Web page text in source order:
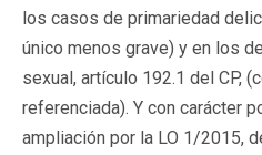
los casos de primariedad
único menos grave) y en los
sexual, artículo 192.1 del CP,
referenciada). Y con carácter
ampliación por la LO 1/2015,